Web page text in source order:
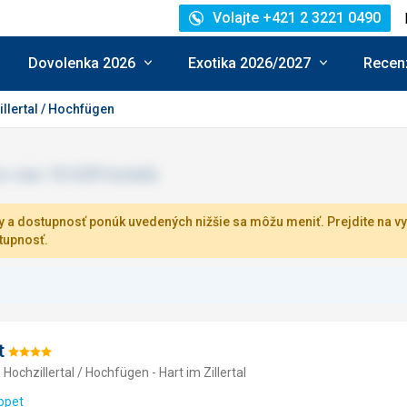
Volajte +421 2 3221 0490
Dovolenka 2026 Exotika 2026/2027
/ Hochfügen
a dostupnosť ponúk uvedených nižšie sa môžu meniť. Prejdite na
Hodnotenie:
4/5
Hochzillertal / Hochfügen - Hart im Zillertal